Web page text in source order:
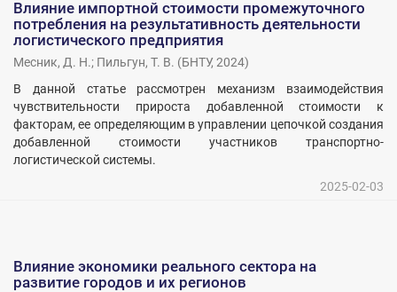
Влияние импортной стоимости промежуточного
потребления на результативность деятельности
логистического предприятия
Месник, Д. Н.; Пильгун, Т. В. (БНТУ, 2024)
В данной статье рассмотрен механизм взаимодействия
чувствительности прироста добавленной стоимости к
факторам, ее определяющим в управлении цепочкой создания
добавленной стоимости участников транспортно-
логистической системы.
2025-02-03
Влияние экономики реального сектора на
развитие городов и их регионов